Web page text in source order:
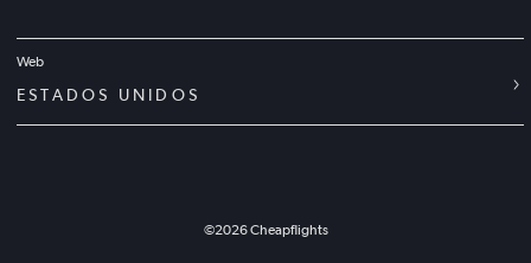
Web
ESTADOS UNIDOS
©2026Cheapflights